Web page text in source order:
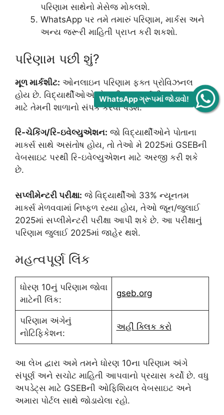
પરિણામ સાથેનો મેસેજ મોકલશે.
WhatsApp પર તમે તમારું પરિણામ, માર્કસ અને
અન્ય જરૂરી માહિતી પ્રાપ્ત કરી શકશો.
પરિણામ પછી શું?
મૂળ માર્કશીટ: ઓનલાઇન પરિણામ ફક્ત પ્રોવિઝનલ
હોય છે. વિદ્યાર્થીઓએ પોતાની મૂળ માર્કશીટ મેળવવા
માટે તેમની શાળાનો સંપર્ક કરવો પડશે.
રિ-ચેકિંગ/રિ-ઇવેલ્યુએશન: જો વિદ્યાર્થીઓને પોતાના
માર્ક્સ સાથે અસંતોષ હોય, તો તેઓ મે 2025માં GSEBની
વેબસાઇટ પરથી રિ-ઇવેલ્યુએશન માટે અરજી કરી શકે
છે.
સપ્લીમેન્ટરી પરીક્ષા: જે વિદ્યાર્થીઓ 33% ન્યૂનતમ
માર્ક્સ મેળવવામાં નિષ્ફળ રહ્યા હોય, તેઓ જૂન/જુલાઈ
2025માં સપ્લીમેન્ટરી પરીક્ષા આપી શકે છે. આ પરીક્ષાનું
પરિણામ જુલાઈ 2025માં જાહેર થશે.
મહત્વપૂર્ણ લિંક
ધોરણ 10નું પરિણામ જોવા
માટેની લિંક:
gseb.org
પરિણામ અંગેનું
નોટિફિકેશન:
અહીં ક્લિક કરો
આ લેખ દ્વારા અમે તમને ધોરણ 10ના પરિણામ અંગે
સંપૂર્ણ અને સચોટ માહિતી આપવાનો પ્રયાસ કર્યો છે. વધુ
અપડેટ્સ માટે GSEBની ઓફિશિયલ વેબસાઇટ અને
અમારા પોર્ટલ સાથે જોડાયેલા રહો.
WhatsApp ગ્રૂપમાં જોડાવો!